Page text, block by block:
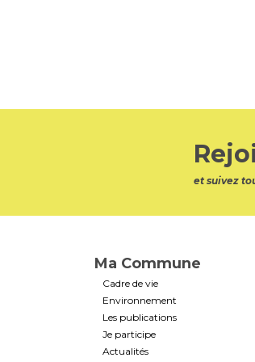
et suivez
Ma Commune
Cadre de vie
Environnement
Les publications
Je participe
Actualités